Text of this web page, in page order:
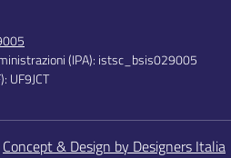
(IPA): istsc_bsis029005
UF9JCT
Concept & Design by Designers Italia